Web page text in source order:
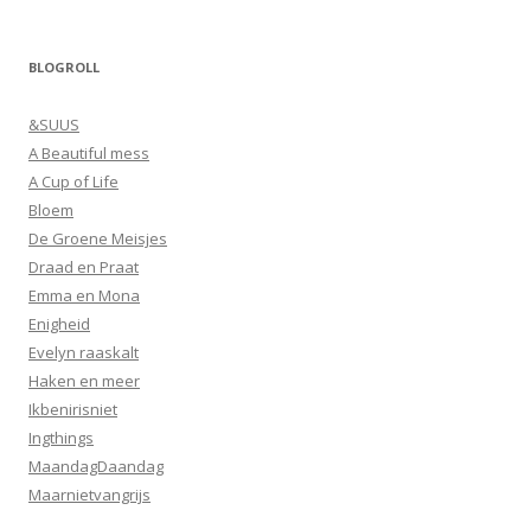
BLOGROLL
&SUUS
A Beautiful mess
A Cup of Life
Bloem
De Groene Meisjes
Draad en Praat
Emma en Mona
Enigheid
Evelyn raaskalt
Haken en meer
Ikbenirisniet
Ingthings
MaandagDaandag
Maarnietvangrijs